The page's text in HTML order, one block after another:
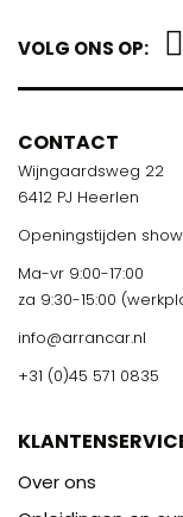
VOLG ONS OP:
CONTACT
Wijngaardsweg 22
6412 PJ Heerlen
Openingstijden
Ma-vr 9:00-17:00
za 9:30-15:00
info@arrancar.nl
+31 (0)45 571 0835
Over ons